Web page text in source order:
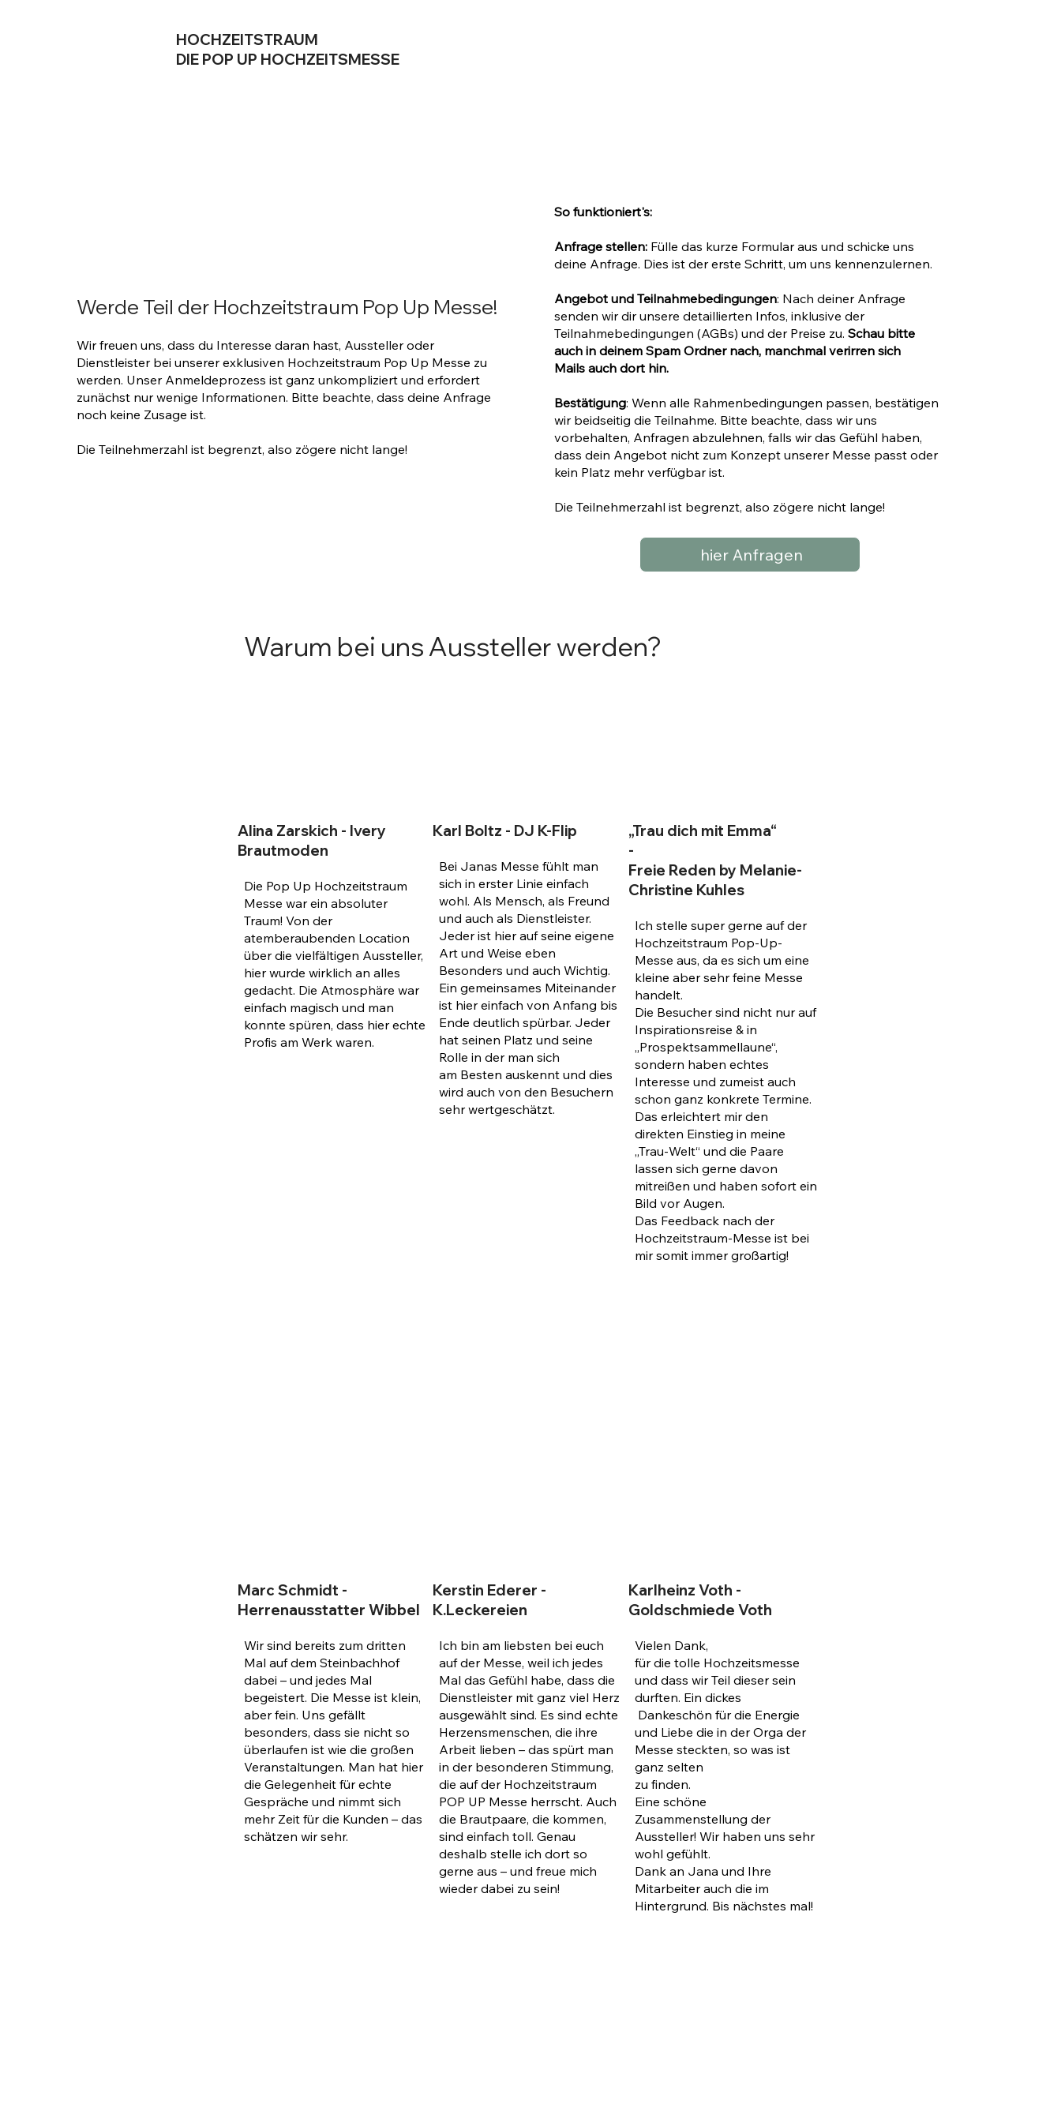
HOCHZEITSTRAUM
DIE POP UP HOCHZEITSMESSE
Werde Teil der Hochzeitstraum Pop Up Messe!
Wir freuen uns, dass du Interesse daran hast, Aussteller oder
Dienstleister bei unserer exklusiven Hochzeitstraum Pop Up Messe zu
werden. Unser Anmeldeprozess ist ganz unkompliziert und erfordert
zunächst nur wenige Informationen. Bitte beachte, dass deine Anfrage
noch keine Zusage ist.
Die Teilnehmerzahl ist begrenzt, also zögere nicht lange!
So funktioniert's:
Anfrage stellen: Fülle das kurze Formular aus und schicke uns
deine Anfrage. Dies ist der erste Schritt, um uns kennenzulernen.
Angebot und Teilnahmebedingungen: Nach deiner Anfrage
senden wir dir unsere detaillierten Infos, inklusive der
Teilnahmebedingungen (AGBs) und der Preise zu.Schau bitte
auch in deinem Spam Ordner nach, manchmal verirren sich
Mails auch dort hin.
Bestätigung: Wenn alle Rahmenbedingungen passen, bestätigen
wir beidseitig die Teilnahme. Bitte beachte, dass wir uns
vorbehalten, Anfragen abzulehnen, falls wir das Gefühl haben,
dass dein Angebot nicht zum Konzept unserer Messe passt oder
kein Platz mehr verfügbar ist.
Die Teilnehmerzahl ist begrenzt, also zögere nicht lange!
hier Anfragen
Marc Schmidt -
Herrenausstatter Wibbel
Wir sind bereits zum dritten
Mal auf dem Steinbachhof
dabei – und jedes Mal
begeistert. Die Messe ist klein,
aber fein. Uns gefällt
besonders, dass sie nicht so
überlaufen ist wie die großen
Veranstaltungen. Man hat hier
die Gelegenheit für echte
Gespräche und nimmt sich
mehr Zeit für die Kunden – das
schätzen wir sehr.
Kerstin Ederer -
K.Leckereien
Ich bin am liebsten bei euch
auf der Messe, weil ich jedes
Mal das Gefühl habe, dass die
Dienstleister mit ganz viel Herz
ausgewählt sind. Es sind echte
Herzensmenschen, die ihre
Arbeit lieben – das spürt man
in der besonderen Stimmung,
die auf der Hochzeitstraum
POP UP Messe herrscht. Auch
die Brautpaare, die kommen,
sind einfach toll. Genau
deshalb stelle ich dort so
gerne aus – und freue mich
wieder dabei zu sein!
Karlheinz Voth -
Goldschmiede Voth
Vielen Dank,
für die tolle Hochzeitsmesse
und dass wir Teil dieser sein
durften. Ein dickes
Dankeschön für die Energie
und Liebe die in der Orga der
Messe steckten, so was ist
ganz selten
zu finden.
Eine schöne
Zusammenstellung der
Aussteller! Wir haben uns sehr
wohl gefühlt.
Dank an Jana und Ihre
Mitarbeiter auch die im
Hintergrund. Bis nächstes mal!
Warum bei uns Aussteller werden?
Alina Zarskich - Ivery
Brautmoden
Die Pop Up Hochzeitstraum
Messe war ein absoluter
Traum! Von der
atemberaubenden Location
über die vielfältigen Aussteller,
hier wurde wirklich an alles
gedacht. Die Atmosphäre war
einfach magisch und man
konnte spüren, dass hier echte
Profis am Werk waren.
Karl Boltz - DJ K-Flip
Bei Janas Messe fühlt man
sich in erster Linie einfach
wohl. Als Mensch, als Freund
und auch als Dienstleister.
Jeder ist hier auf seine eigene
Art und Weise eben
Besonders und auch Wichtig.
Ein gemeinsames Miteinander
ist hier einfach von Anfang bis
Ende deutlich spürbar. Jeder
hat seinen Platz und seine
Rolle in der man sich
am Besten auskennt und dies
wird auch von den Besuchern
sehr wertgeschätzt.
„Trau dich mit Emma“
-
Freie Reden by Melanie-
Christine Kuhles
Ich stelle super gerne auf der
Hochzeitstraum Pop-Up-
Messe aus, da es sich um eine
kleine aber sehr feine Messe
handelt.
Die Besucher sind nicht nur auf
Inspirationsreise & in
„Prospektsammellaune“,
sondern haben echtes
Interesse und zumeist auch
schon ganz konkrete Termine.
Das erleichtert mir den
direkten Einstieg in meine
„Trau-Welt“ und die Paare
lassen sich gerne davon
mitreißen und haben sofort ein
Bild vor Augen.
Das Feedback nach der
Hochzeitstraum-Messe ist bei
mir somit immer großartig!